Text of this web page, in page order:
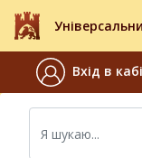
Вхід в